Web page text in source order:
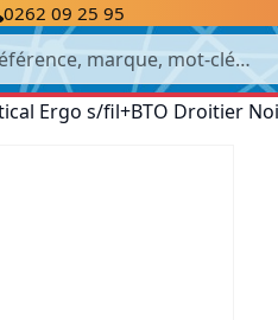
0262 09 25 95
Ergo s/fil+BTO Droitier